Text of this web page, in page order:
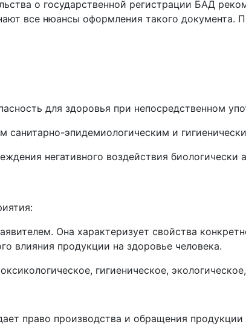
о государственной регистрации БАД
все нюансы оформления такого документа.
для здоровья при непосредственном
санитарно-эпидемиологическим и
негативного воздействия биологически
Она характеризует свойства
влияния продукции на здоровье человека.
гигиеническое,
право производства и обращения